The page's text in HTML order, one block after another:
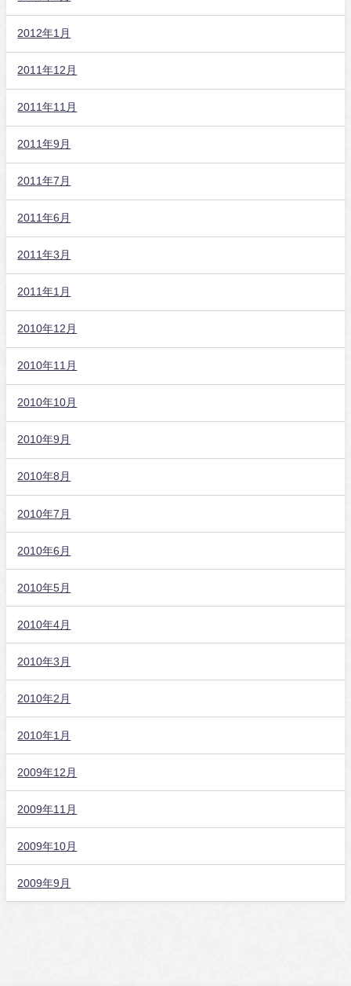
2012年1月
2011年12月
2011年11月
2011年9月
2011年7月
2011年6月
2011年3月
2011年1月
2010年12月
2010年11月
2010年10月
2010年9月
2010年8月
2010年7月
2010年6月
2010年5月
2010年4月
2010年3月
2010年2月
2010年1月
2009年12月
2009年11月
2009年10月
2009年9月